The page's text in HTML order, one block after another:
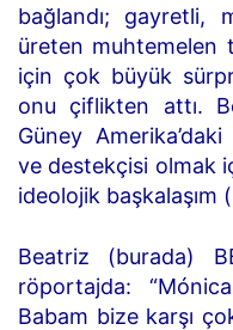
bağlandı; gayretli,
üreten muhtemelen
için çok büyük
onu çiflikten attı.
Güney
ve destekçisi olmak
ideolojik
Beatriz (burada)
röportajda:
Babam bize karşı